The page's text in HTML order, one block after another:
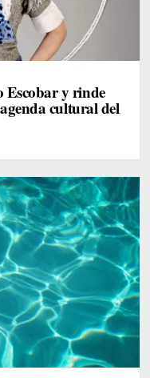
Escobar y rinde
cultural del